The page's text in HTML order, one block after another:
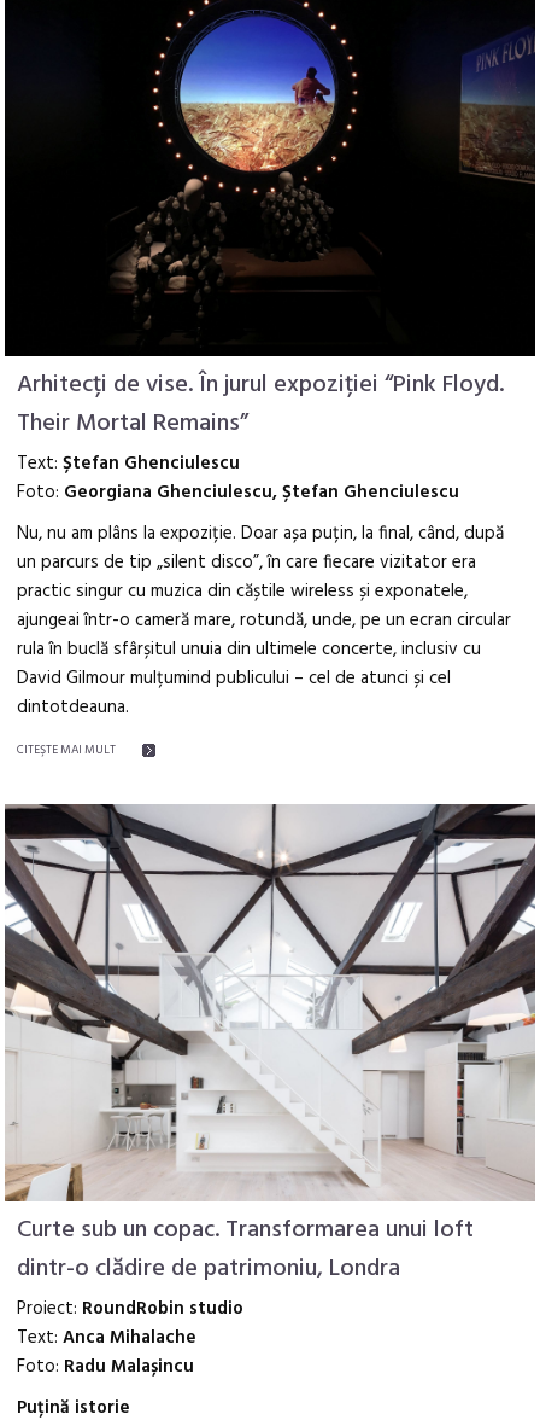
Arhitecți de vise. În jurul expoziției “Pink Floyd.
Their Mortal Remains”
Text:Ștefan Ghenciulescu
Foto: Georgiana Ghenciulescu, Ștefan Ghenciulescu
Nu, nu am plâns la expoziție. Doar așa puțin, la final, când, după
un parcurs de tip „silent disco”, în care fiecare vizitator era
practic singur cu muzica din căștile wireless și exponatele,
ajungeai într-o cameră mare, rotundă, unde, pe un ecran circular
rula în buclă sfârșitul unuia din ultimele concerte, inclusiv cu
David Gilmour mulțumind publicului – cel de atunci și cel
dintotdeauna.
CITEŞTE MAI MULT
Curte sub un copac. Transformarea unui loft
dintr-o clădire de patrimoniu, Londra
Proiect: RoundRobin studio
Text:Anca Mihalache
Foto: Radu Malașincu
Puțină istorie